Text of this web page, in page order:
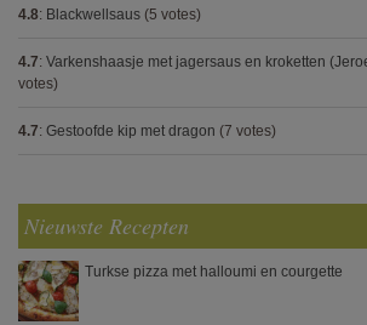
4.8: Blackwellsaus (5 votes)
4.7: Varkenshaasje met jagersaus en kroketten
votes)
4.7: Gestoofde kip met dragon (7 votes)
Nieuwste Recepten
Turkse pizza met halloumi en courgette